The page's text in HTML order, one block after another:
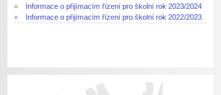
Informace o přijímacím řízení pro školní rok 2023/2024
Informace o přijímacím řízení pro školní rok 2022/2023